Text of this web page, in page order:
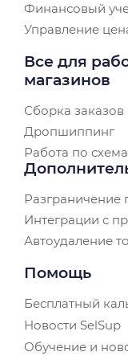
Финансовый
Управление
Все для
магазинов
Сборка заказов
Дропшиппинг
Работа по
Разграничение
Интеграции с
Автоудаление
Помощь
Бесплатный
Новости SelSup
Обучение и